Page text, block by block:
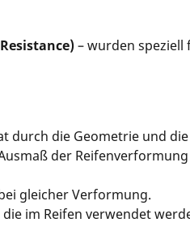
– wurden
durch die Geometrie und
der
gleicher Verformung.
im Reifen verwendet